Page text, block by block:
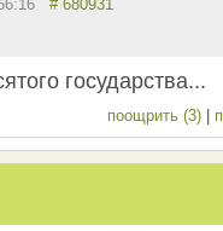
# 680931
государства...
поощрить (3)